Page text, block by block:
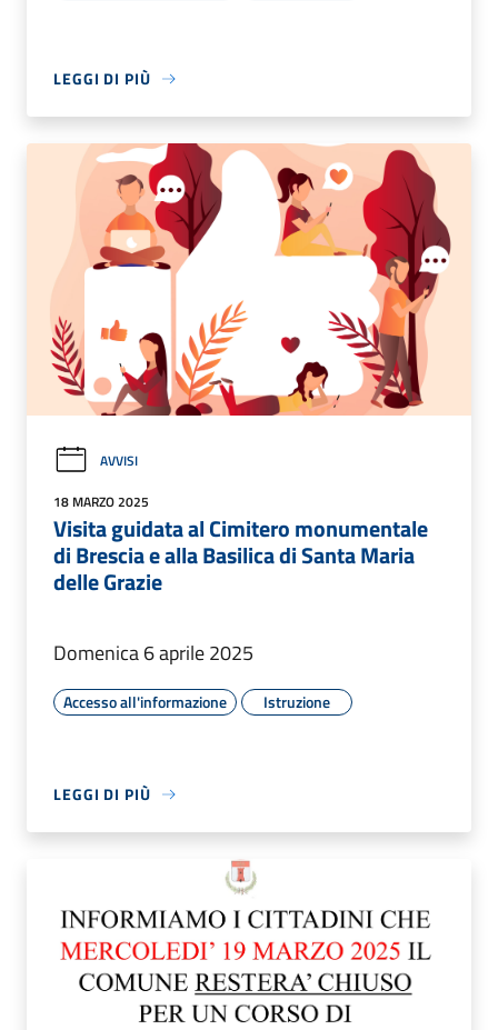
LEGGI DI PIÙ
AVVISI
18 MARZO 2025
Visita guidata al Cimitero monumentale
di Brescia e alla Basilica di Santa Maria
delle Grazie
Domenica 6 aprile 2025
Accesso all'informazione Istruzione
LEGGI DI PIÙ